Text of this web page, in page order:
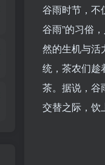
谷雨时节，不
谷雨”的习俗
然的生机与活
统，茶农们趁
茶。据说，谷
交替之际，饮